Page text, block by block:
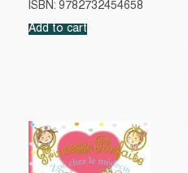
ISBN: 9782732454658
Add to cart